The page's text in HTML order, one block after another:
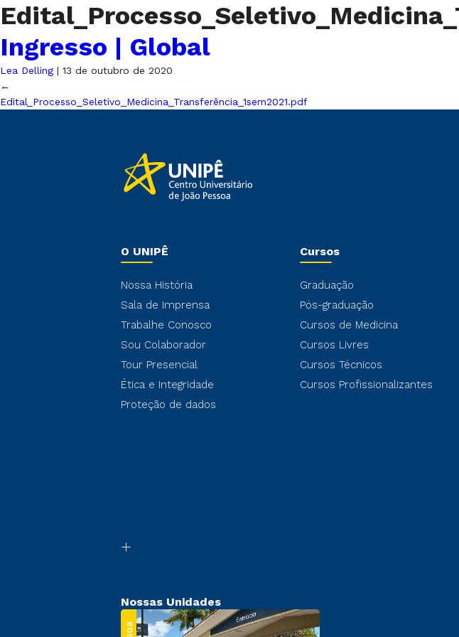
Ingresso | Global
Lea Delling | 13 de outubro de 2020
←
Edital_Processo_Seletivo_Medicina_Transferência_1sem2021.pdf
O UNIPÊ
Nossa História
Sala de Imprensa
Trabalhe Conosco
Sou Colaborador
Tour Presencial
Ética e Integridade
Proteção de dados
Cursos
Graduação
Pós-graduação
Cursos de Medicina
Cursos Livres
Cursos Técnicos
Cursos Profissionalizantes
Nossas Unidades